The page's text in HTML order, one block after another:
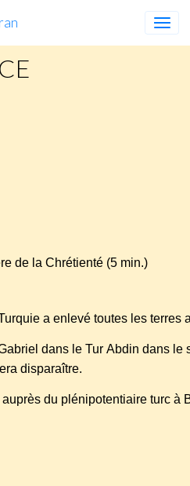
de la Chrétienté (5 min.)
a enlevé toutes les
dans le Tur Abdin dans le
disparaître.
du plénipotentiaire turc à